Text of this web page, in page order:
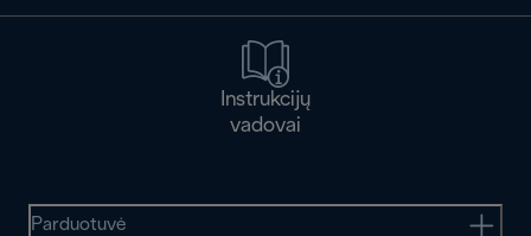
Instrukcijų
vadovai
Parduotuvė